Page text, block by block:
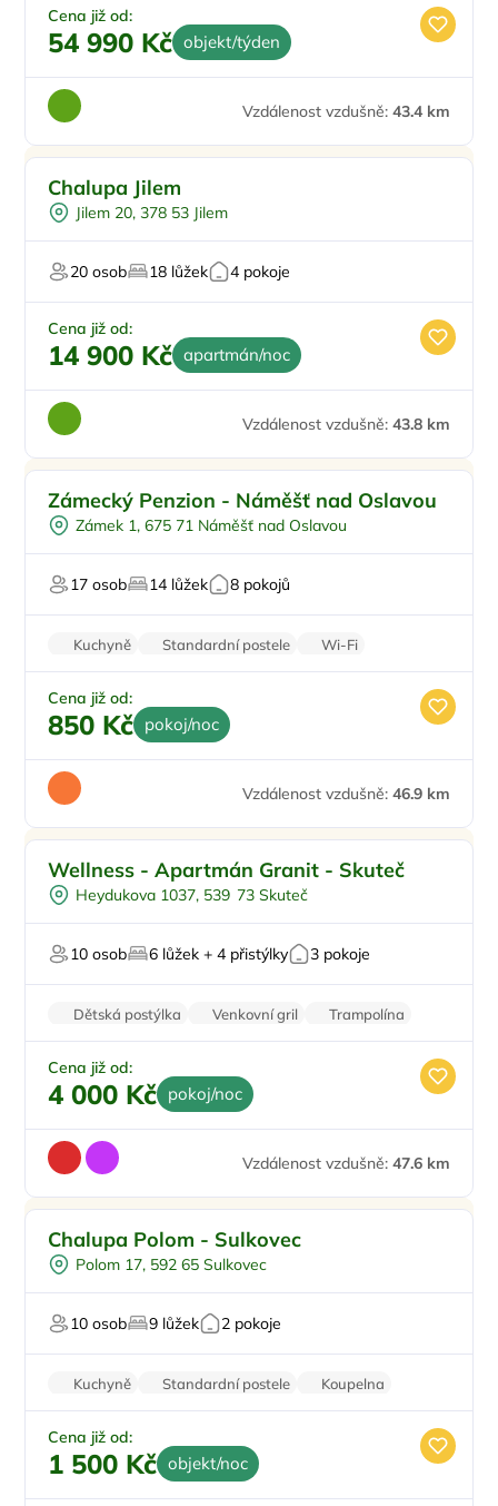
Cena již od:
54 990 Kč objekt/týden
Vzdálenost vzdušně: 43.4 km
Chalupa Jilem
Jilem 20, 378 53 Jilem
20 osob 18 lůžek 4 pokoje
Cena již od:
14 900 Kč apartmán/noc
Vzdálenost vzdušně: 43.8 km
Ve městě/obci
Snídaně
Zámecký Penzion - Náměšť nad Oslavou
Zámek 1, 675 71 Náměšť nad Oslavou
17 osob 14 lůžek 8 pokojů
Kuchyně Standardní postele
Wi-Fi
Koupelna
Parkování zdarma
Cena již od:
850 Kč pokoj/noc
Vzdálenost vzdušně: 46.9 km
Vířivka
Wellness procedury
Wellness - Apartmán Granit - Skuteč
Heydukova 1037, 539 73 Skuteč
10 osob 6 lůžek + 4 přistýlky 3 pokoje
Dětská postýlka Venkovní gril
Trampolína
Wi-Fi
Klimatizace
Cena již od:
4 000 Kč pokoj/noc
Vzdálenost vzdušně: 47.6 km
Pro milovníky přírody
Pro milovníky historie
Chalupa Polom - Sulkovec
Polom 17, 592 65 Sulkovec
10 osob 9 lůžek 2 pokoje
Kuchyně Standardní postele
Koupelna
Nekuřácký objekt
Parkování zdarma
Cena již od:
1 500 Kč objekt/noc